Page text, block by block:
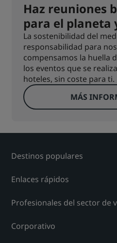
Haz reuniones
para el planeta
La sostenibilidad del
responsabilidad para
compensamos la huella
los eventos que se
hoteles, sin coste para ti.
MÁS
Destinos populares
Enlaces rápidos
Profesionales del sector de
Corporativo